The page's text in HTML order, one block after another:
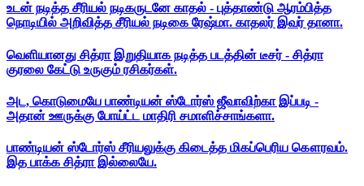
உடன் நடித்த சீரியல் நடிகருடனே காதல் - புத்தாண்டு ஆரம்பித்த
நொடியில் அறிவித்த சீரியல் நடிகை ரேஷ்மா. காதலர் இவர் தானா.
வெளியானது சித்ரா இறுதியாக நடித்த படத்தின் டீசர் - சித்ரா
குரலை கேட்டு உருகும் ரசிகர்கள்.
அட, கொடுமையே பாண்டியன் ஸ்டோர்ஸ் ஜீவாவிற்கா இப்படி -
அதான் ஊருக்கு போய்ட்ட மாதிரி சமாளிச்சாங்களா.
பாண்டியன் ஸ்டோர்ஸ் சீரியலுக்கு கிடைத்த மிகப்பெரிய கௌரவம்.
இத பாக்க சித்ரா இல்லையே.